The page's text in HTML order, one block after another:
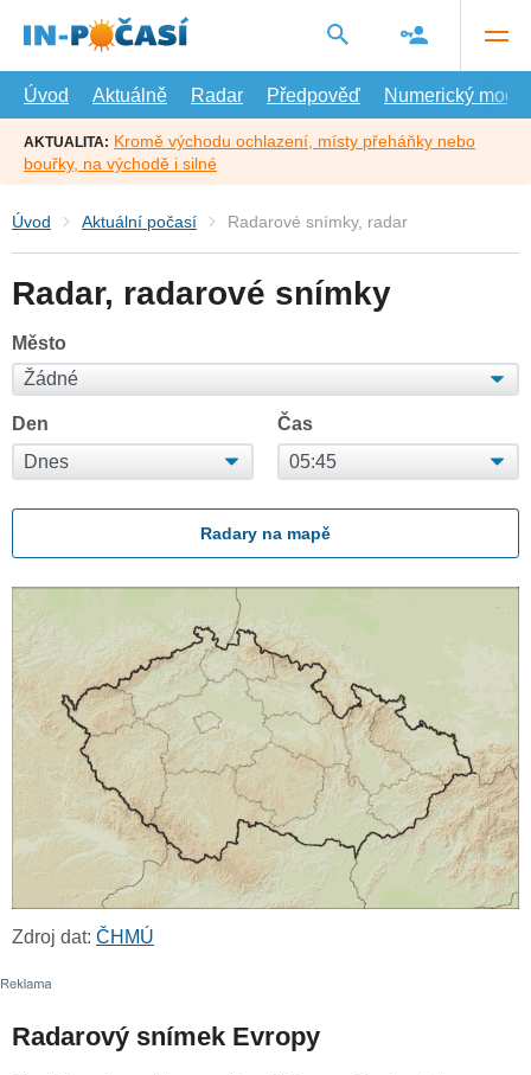
hlavní
Úvod
Aktuálně Radar Předpověď Numerický model
AKTUALITA: Kromě východu ochlazení, místy přeháňky nebo
bouřky, na východě i silné
Úvod Aktuální počasí Radarové snímky, radar
Radar, radarové snímky
Město
Den Čas
Radary na mapě
Zdroj dat: ČHMÚ
Radarový snímek Evropy